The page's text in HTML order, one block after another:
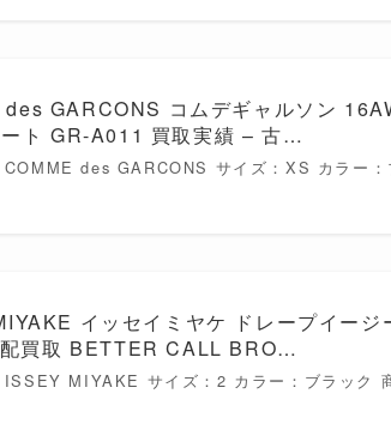
GARCONS コムデギャルソン
ト GR-A011 買取実績 – 古…
COMME des GARCONS サイズ：XS カラー
イッセイミヤケ ドレープイー
買取 BETTER CALL BRO…
ISSEY MIYAKE サイズ：2 カラー：ブラック